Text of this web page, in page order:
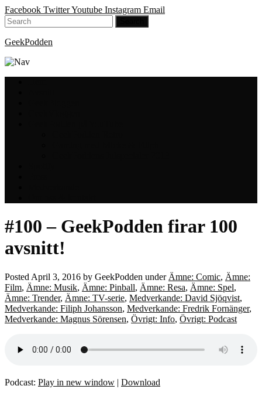
Facebook TwitterYoutube Instagram Email
GeekPodden
#100 – GeekPodden firar 100
avsnitt!
Posted April 3, 2016 by GeekPodden under Ämne: Comic, Ämne:
Film, Ämne: Musik, Ämne: Pinball, Ämne: Resa, Ämne: Spel,
Ämne: Trender, Ämne: TV-serie, Medverkande: David Sjöqvist,
Medverkande: Filiph Johansson, Medverkande: Fredrik Fornänger,
Medverkande: Magnus Sörensen, Övrigt: Info, Övrigt: Podcast
Podcast: Play in new window | Download